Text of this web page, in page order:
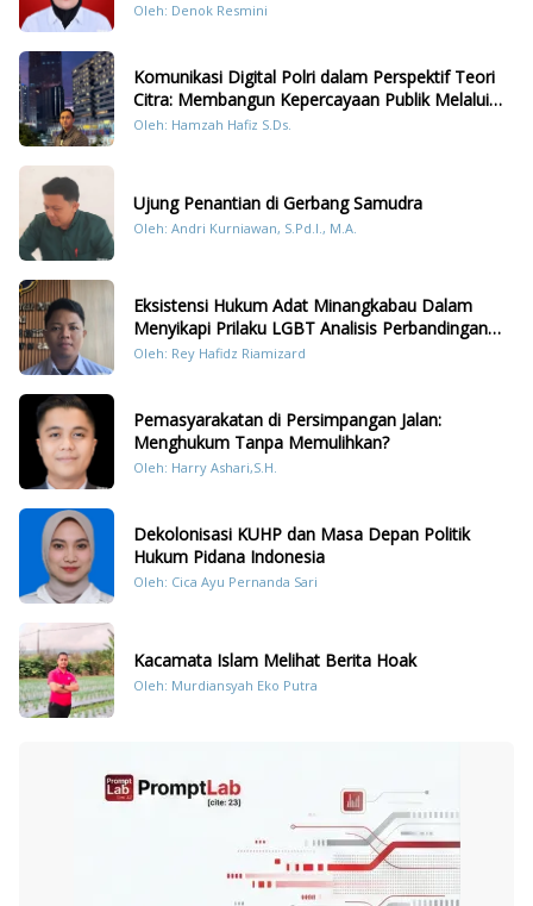
Oleh: Denok Resmini
Komunikasi Digital Polri dalam Perspektif Teori
Citra: Membangun Kepercayaan Publik Melalui
Konten Humanis Kesiapsiagaan Bencana di
Oleh: Hamzah Hafiz S.Ds.
Ujung Penantian di Gerbang Samudra
Oleh: Andri Kurniawan, S.Pd.I., M.A.
Eksistensi Hukum Adat Minangkabau Dalam
Menyikapi Prilaku LGBT Analisis Perbandingan
Dengan Hukum Pidana
Oleh: Rey Hafidz Riamizard
Pemasyarakatan di Persimpangan Jalan:
Menghukum Tanpa Memulihkan?
Oleh: Harry Ashari,S.H.
Dekolonisasi KUHP dan Masa Depan Politik
Hukum Pidana Indonesia
Oleh: Cica Ayu Pernanda Sari
Kacamata Islam Melihat Berita Hoak
Oleh: Murdiansyah Eko Putra